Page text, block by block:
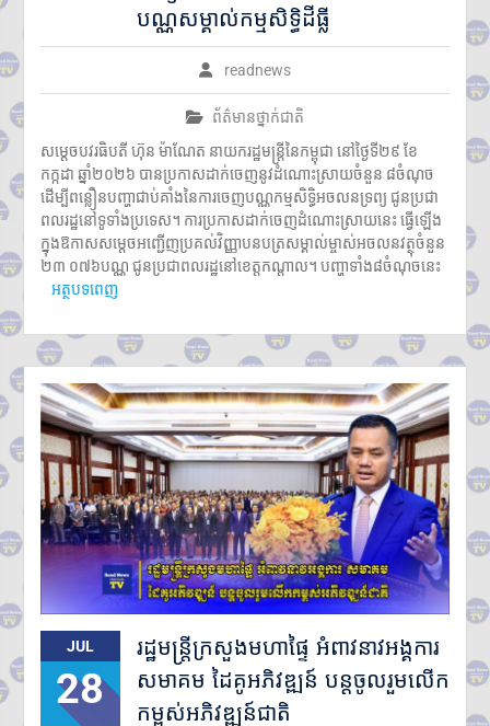
បណ្ណសម្គាល់កម្មសិទ្ធិដីធ្លី
readnews
ព័ត៌មានថ្នាក់ជាតិ
សម្តេចបវរធិបតី ហ៊ុន ម៉ាណែត នាយករដ្ឋមន្ត្រីនៃកម្ពុជា នៅថ្ងៃទី២៩ ខែ
កក្កដា ឆ្នាំ២០២៦ បានប្រកាសដាក់ចេញនូវដំណោះស្រាយចំនួន ៨ចំណុច
ដើម្បីពន្លឿនបញ្ហាជាប់គាំងនៃការចេញបណ្ណកម្មសិទ្ធិអចលនទ្រព្យ ជូនប្រជា
ពលរដ្ឋនៅទូទាំងប្រទេស។ ការប្រកាសដាក់ចេញដំណោះស្រាយនេះ ធ្វើឡើង
ក្នុងឱកាសសម្តេចអញ្ជើញប្រគល់វិញ្ញាបនបត្រសម្គាល់​ម្ចាស់​​​អចល​នវត្ថុចំនួន
២៣ ០៧៦បណ្ណ ជូនប្រជាពលរដ្ឋនៅខេត្តកណ្តាល។ បញ្ហាទាំង៨ចំណុចនេះ
អត្ថបទពេញ
JUL
28
រដ្ឋមន្រ្តីក្រសួងមហាផ្ទៃ អំពាវនាវអង្គការ
សមាគម ដៃគូអភិវឌ្ឍន៍ បន្តចូលរួមលើក
កម្ពស់អភិវឌ្ឍន៍ជាតិ